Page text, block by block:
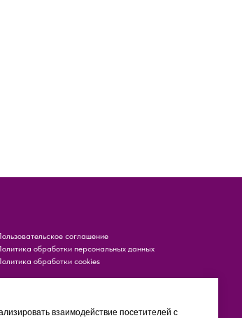
взаимодействие посетителей с
соглашение
обработки персональных данных
обработки cookies